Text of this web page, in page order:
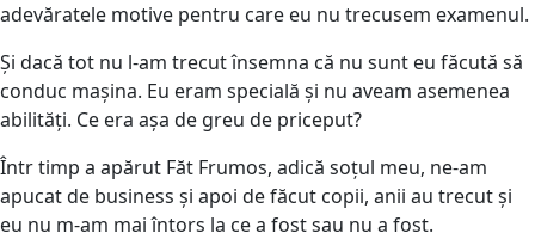
adevăratele motive pentru care eu nu trecusem examenul.
Și dacă tot nu l-am trecut însemna că nu sunt eu făcută să
conduc mașina. Eu eram specială și nu aveam asemenea
abilități. Ce era așa de greu de priceput?
Într timp a apărut Făt Frumos, adică soțul meu, ne-am
apucat de business și apoi de făcut copii, anii au trecut și
eu nu m-am mai întors la ce a fost sau nu a fost.